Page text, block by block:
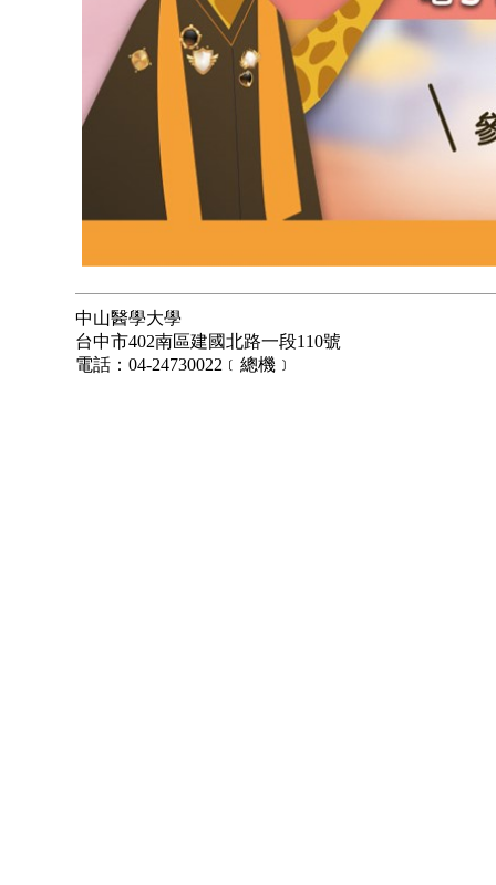
中山醫學大學
台中市402南區建國北路一段110號
電話：04-24730022﹝總機﹞